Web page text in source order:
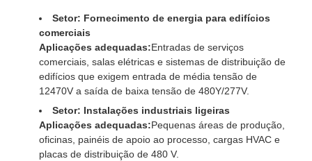
Setor: Fornecimento de energia para edifícios
comerciais
Aplicações adequadas:Entradas de serviços
comerciais, salas elétricas e sistemas de distribuição de
edifícios que exigem entrada de média tensão de
12470V a saída de baixa tensão de 480Y/277V.
Setor: Instalações industriais ligeiras
Aplicações adequadas:Pequenas áreas de produção,
oficinas, painéis de apoio ao processo, cargas HVAC e
placas de distribuição de 480 V.